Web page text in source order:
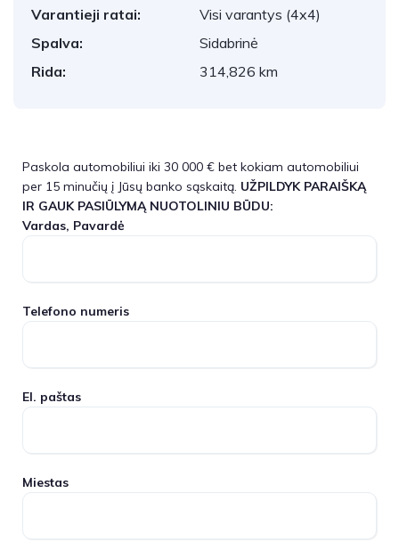
Varantieji ratai:
Visi varantys (4x4)
Spalva:
Sidabrinė
Rida:
314,826 km
Paskola automobiliui iki 30 000 € bet kokiam automobiliui
per 15 minučių į Jūsų banko sąskaitą. UŽPILDYK PARAIŠKĄ
IR GAUK PASIŪLYMĄ NUOTOLINIU BŪDU:
Vardas, Pavardė
Telefono numeris
El. paštas
Miestas